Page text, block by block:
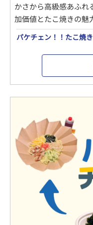
かさから高級感あふれ
加価値とたこ焼きの魅
パケチェン！！たこ焼